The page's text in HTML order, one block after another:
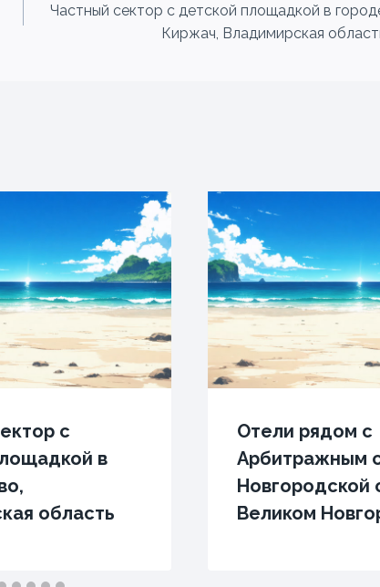
Частный сектор с детской площадкой в
Киржач, Владимирская
с
в
область
Отели рядом с
Арбитражным
Новгородской
Великом